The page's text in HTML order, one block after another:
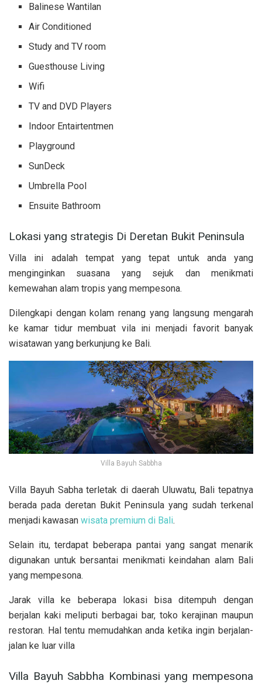
Balinese Wantilan
Air Conditioned
Study and TV room
Guesthouse Living
Wifi
TV and DVD Players
Indoor Entairtentmen
Playground
SunDeck
Umbrella Pool
Ensuite Bathroom
Lokasi yang strategis Di Deretan Bukit Peninsula
Villa ini adalah tempat yang tepat untuk anda yang
menginginkan suasana yang sejuk dan menikmati
kemewahan alam tropis yang mempesona.
Dilengkapi dengan kolam renang yang langsung mengarah
ke kamar tidur membuat vila ini menjadi favorit banyak
wisatawan yang berkunjung ke Bali.
Villa Bayuh Sabbha
Villa Bayuh Sabha terletak di daerah Uluwatu, Bali tepatnya
berada pada deretan Bukit Peninsula yang sudah terkenal
menjadi kawasan wisata premium di Bali.
Selain itu, terdapat beberapa pantai yang sangat menarik
digunakan untuk bersantai menikmati keindahan alam Bali
yang mempesona.
Jarak villa ke beberapa lokasi bisa ditempuh dengan
berjalan kaki meliputi berbagai bar, toko kerajinan maupun
restoran. Hal tentu memudahkan anda ketika ingin berjalan-
jalan ke luar villa
Villa Bayuh Sabbha Kombinasi yang mempesona